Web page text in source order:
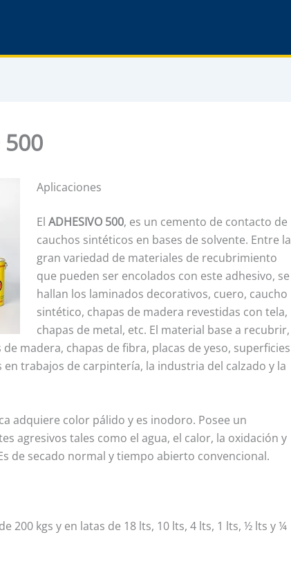
Aplicaciones
El ADHESIVO 500, es un cemento de contacto de
cauchos sintéticos en bases de solvente. Entre la
gran variedad de materiales de recubrimiento
que pueden ser encolados con este adhesivo, se
hallan los laminados decorativos, cuero, caucho
sintético, chapas de madera revestidas con tela,
chapas de metal, etc. El material base a recubrir,
madera, chapas de fibra, placas de yeso, superficies
trabajos de carpintería, la industria del calzado y la
adquiere color pálido y es inodoro. Posee un
agresivos tales como el agua, el calor, la oxidación y
de secado normal y tiempo abierto convencional.
200 kgs y en latas de 18 lts, 10 lts, 4 lts, 1 lts, ½ lts y ¼